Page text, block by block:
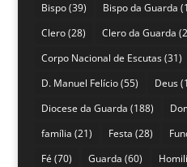
Bispo(39) Bispo da Guarda
Clero(28) Clero da Guarda
Corpo Nacional de Escutas(31)
D. Manuel Felício(55) Deus
Diocese da Guarda (188)
família (21) Festa (28)
Fé (70) Guarda (60)